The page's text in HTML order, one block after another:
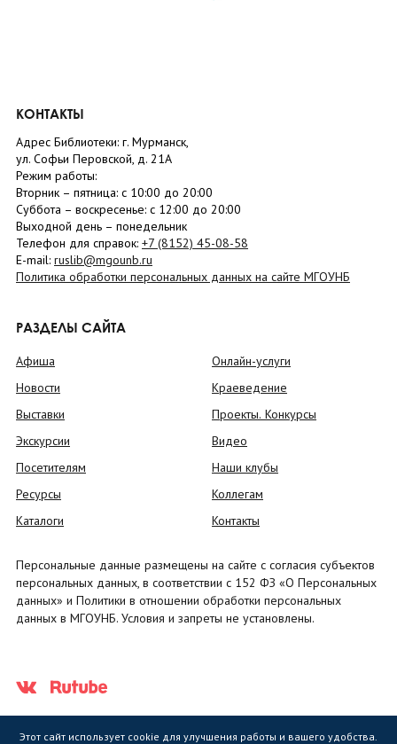
КОНТАКТЫ
Адрес Библиотеки: г. Мурманск,
ул. Софьи Перовской, д. 21А
Режим работы:
Вторник – пятница: с 10:00 до 20:00
Суббота – воскресенье: c 12:00 до 20:00
Выходной день – понедельник
Телефон для справок: +7 (8152) 45-08-58
E-mail: ruslib@mgounb.ru
Политика обработки персональных данных на сайте МГОУНБ
РАЗДЕЛЫ САЙТА
Афиша
Новости
Выставки
Экскурсии
Посетителям
Ресурсы
Каталоги
Онлайн-услуги
Краеведение
Проекты. Конкурсы
Видео
Наши клубы
Коллегам
Контакты
Персональные данные размещены на сайте с согласия субъектов
персональных данных, в соответствии с 152 ФЗ «О Персональных
данных» и Политики в отношении обработки персональных
данных в МГОУНБ. Условия и запреты не установлены.
Этот сайт использует cookie для улучшения работы и вашего удобства.